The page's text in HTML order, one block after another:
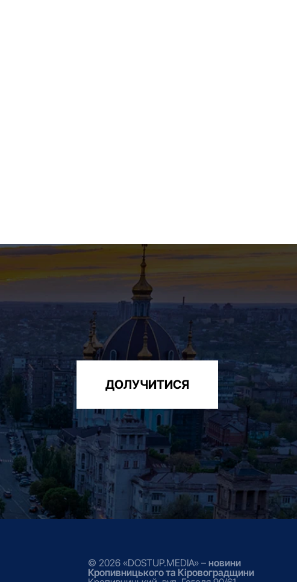
ДОЛУЧИТИСЯ
© 2026 «DOSTUP.MEDIA» – новини
Кропивницького та Кіровоградщини